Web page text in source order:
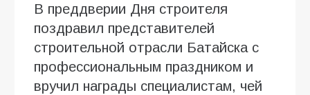
В преддверии Дня строителя
поздравил представителей
строительной отрасли Батайска с
профессиональным праздником и
вручил награды специалистам, чей